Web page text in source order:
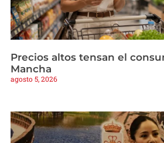
Precios altos tensan el
Mancha
agosto 5, 2026